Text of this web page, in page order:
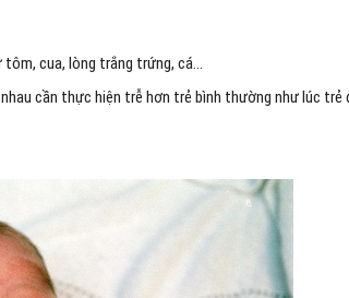
tôm, cua, lòng trắng trứng, cá…
cần thực hiện trễ hơn trẻ bình thường như lúc